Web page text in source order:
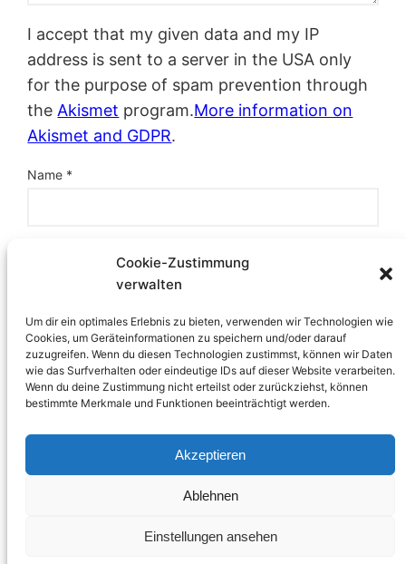
Cookie-Zustimmung
verwalten
Um dir ein optimales Erlebnis zu bieten, verwenden wir Technologien wie
Cookies, um Geräteinformationen zu speichern und/oder darauf
zuzugreifen. Wenn du diesen Technologien zustimmst, können wir Daten
wie das Surfverhalten oder eindeutige IDs auf dieser Website verarbeiten.
Wenn du deine Zustimmung nicht erteilst oder zurückziehst, können
bestimmte Merkmale und Funktionen beeinträchtigt werden.
Akzeptieren
Ablehnen
Einstellungen ansehen
I accept that my given data and my IP
address is sent to a server in the USA only
for the purpose of spam prevention through
the Akismet program.More information on
Akismet and GDPR.
Name *
Website
Proudly Powered byWordPress